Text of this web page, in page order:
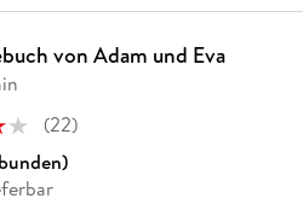
von Adam und Eva
(22)